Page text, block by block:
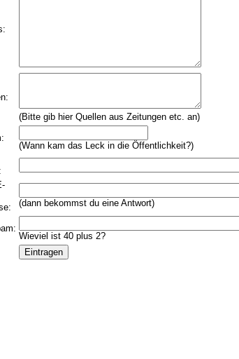
(Bitte gib hier Quellen aus Zeitungen etc. an)
(Wann kam das Leck in die Öffentlichkeit?)
(dann bekommst du eine Antwort)
Wieviel ist 40 plus 2?